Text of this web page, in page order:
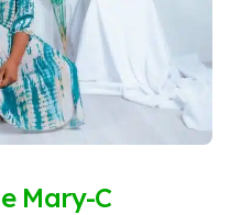
Mary-C